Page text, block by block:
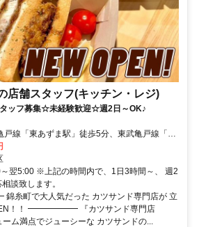
店舗スタッフ(キッチン・レジ)
ッフ募集☆未経験歓迎☆週2日～OK♪
戸線「東あずま駅」徒歩5分、東武亀戸線「小
翌5:00 ※上記の時間内で、1日3時間～、 週2
談致します。
町で大人気だった カツサンド専門店が 立
！！ ━━━━━━ 『カツサンド専門店
ム満点でジューシーな カツサンドの...